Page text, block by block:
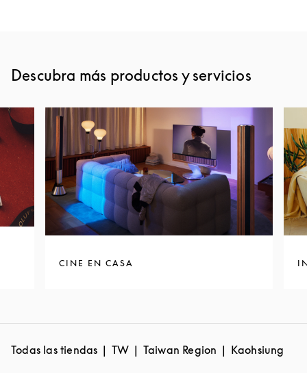
Descubra más productos y servicios
CINE EN CASA
Todas las tiendas TW Taiwan Region Kaohsiung